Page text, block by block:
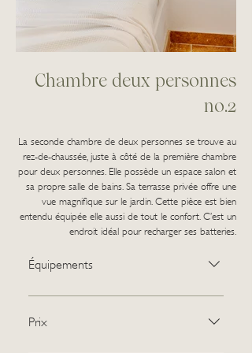
Chambre deux personnes
no.2
La seconde chambre de deux personnes se trouve au
rez-de-chaussée, juste à côté de la première chambre
pour deux personnes. Elle possède un espace salon et
sa propre salle de bains. Sa terrasse privée offre une
vue magnifique sur le jardin. Cette pièce est bien
entendu équipée elle aussi de tout le confort. C’est un
endroit idéal pour recharger ses batteries.
Équipements
Coin salon : Machine Nespresso &
bouilloire | petit frigo | coffre-fort
Prix